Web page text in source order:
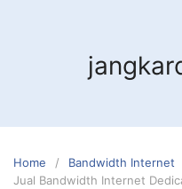
Home
Bandwidth Internet
Jual Bandwidth Internet